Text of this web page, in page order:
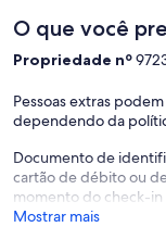
O que você
Propriedade nº
Pessoas extras
dependendo da
Documento de
cartão de débito ou
momento do check-in
Mostrar mais